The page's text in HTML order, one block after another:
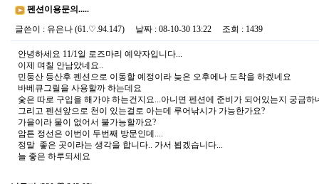
펜션이용문의.....
글쓴이
: 유은나 (61.♡.94.147) 날짜 : 08-10-30 13:22 조회 : 1439
안녕하세요 11/1일 로즈마리 예약자입니다...
이제 며칠 안남았네요..
민둥산 등산후 펜션으로 이동할 예정이라 늦은 오후에나 도착을 하겠네요
바베큐그릴을 사용할까 하는데요
숯은 따로 구입을 해가야 하는건지요...아니면 펜션에 준비가 되어있는지 궁금하
그리고 펜션앞으로 천이 있는걸로 아는데 루어낚시가 가능한가요?
가을이라 물이 없어서 불가능할까요?
암튼 정선은 이번이 두번째 방문인데....
정말 좋은 곳이라는 생각을 합니다.. 가서 뵙겠습니다...
늘 좋은 하루되세요